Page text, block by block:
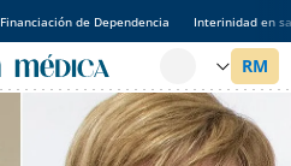
Financiación de Dependencia Interinidad en